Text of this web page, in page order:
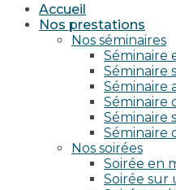
Accueil
Nos prestations
Nos séminaires
Séminaire
Séminaire
Séminaire
Séminaire
Séminaire
Séminaire
Nos soirées
Soirée en
Soirée sur